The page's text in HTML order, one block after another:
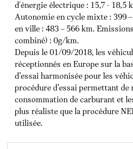
d'énergie électrique : 15,7 - 18,5
Autonomie en cycle mixte : 399
en ville : 483 – 566 km.
combiné) : 0g/km.
Depuis le 01/09/2018, les
réceptionnés en Europe sur la
d’essai harmonisée pour les
procédure d’essai permettant de
consommation de carburant et
plus réaliste que la procédure
utilisée.